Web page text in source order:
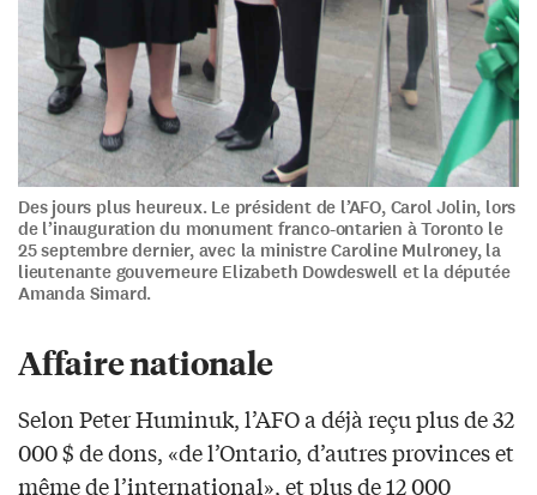
Des jours plus heureux. Le président de l’AFO, Carol Jolin, lors
de l’inauguration du monument franco-ontarien à Toronto le
25 septembre dernier, avec la ministre Caroline Mulroney, la
lieutenante gouverneure Elizabeth Dowdeswell et la députée
Amanda Simard.
Affaire nationale
Selon Peter Huminuk, l’AFO a déjà reçu plus de 32
000 $ de dons, «de l’Ontario, d’autres provinces et
même de l’international», et plus de 12 000